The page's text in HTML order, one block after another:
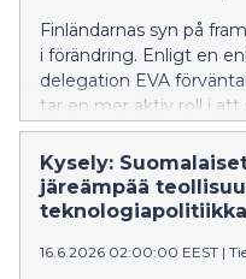
Finländarnas syn på
i förändring. Enligt en
delegation EVA
tar en mer aktiv roll i att
grund, teknologiska
försörjningsberedskap.
för ökad
EU är rättvis.
Kysely:
järeämpää
16.6.2026 02:00:00 EEST |